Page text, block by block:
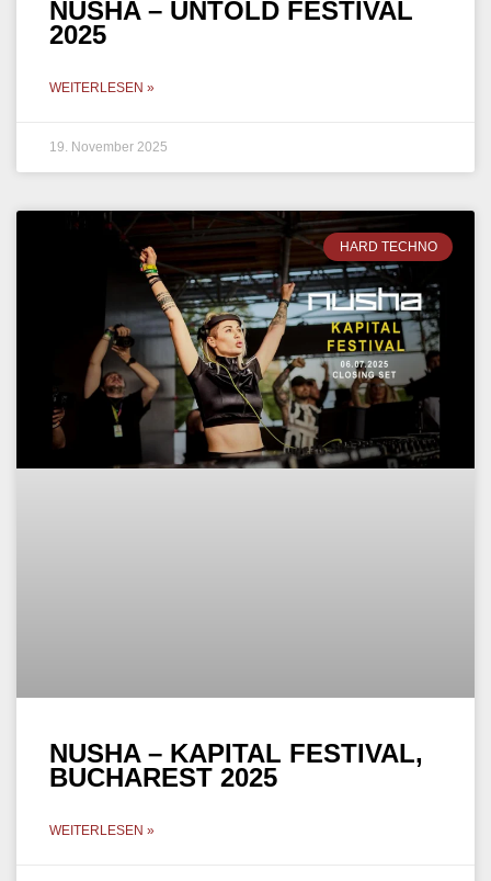
NUSHA – UNTOLD FESTIVAL
2025
WEITERLESEN »
19. November 2025
HARD TECHNO
NUSHA – KAPITAL FESTIVAL,
BUCHAREST 2025
WEITERLESEN »